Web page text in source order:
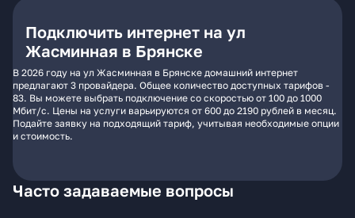
Подключить интернет на ул
Жасминная в Брянске
В 2026 году на ул Жасминная в Брянске домашний интернет
предлагают 3 провайдера. Общее количество доступных тарифов -
83. Вы можете выбрать подключение со скоростью от 100 до 1000
Мбит/с. Цены на услуги варьируются от 600 до 2190 рублей в месяц.
Подайте заявку на подходящий тариф, учитывая необходимые опции
и стоимость.
Часто задаваемые вопросы